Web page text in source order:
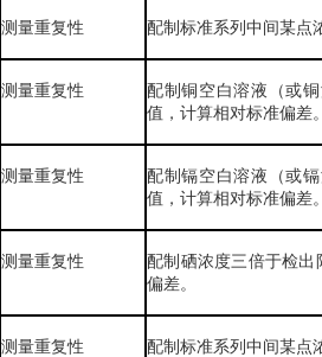
测量重复性 配制标准系列中间某点
测量重复性
配制铜空白溶液（或
值，计算相对标准偏差
测量重复性
配制镉空白溶液（或
值，计算相对标准偏差
测量重复性
配制硒浓度三倍于检
偏差。
测量重复性 配制标准系列中间某点